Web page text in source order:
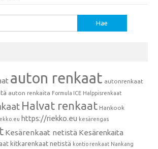
auton renkaat autonrenkaat
auton renkaita Formula ICE Halppisrenkaat
Halvat renkaat Hankook
https://riekko.eu kesärengas
Kesärenkaat netistä Kesärenkaita
kitkarenkaat netistä kontio renkaat Nankang